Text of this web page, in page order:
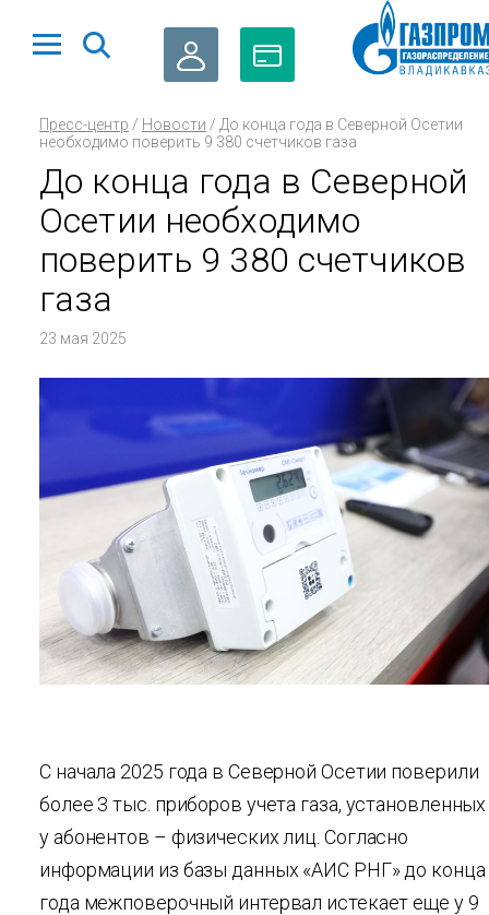
Пресс-центр / Новости / До конца года в Северной Осетии
необходимо поверить 9 380 счетчиков газа
До конца года в Северной
Осетии необходимо
поверить 9 380 счетчиков
газа
23 мая 2025
С начала 2025 года в Северной Осетии поверили
более 3 тыс. приборов учета газа, установленных
у абонентов – физических лиц. Согласно
информации из базы данных «АИС РНГ» до конца
года межповерочный интервал истекает еще у 9